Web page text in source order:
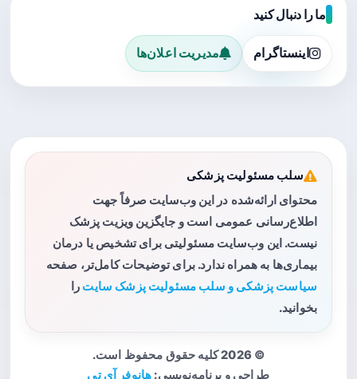
ما را دنبال کنید
اینستاگرام مدیریت اعلان‌ها
سلب مسئولیت پزشکی
محتوای ارائه‌شده در این وب‌سایت صرفاً جهت
اطلاع‌رسانی عمومی است و جایگزین ویزیت پزشک
نیست. این وب‌سایت مسئولیتی برای تشخیص یا درمان
بیماری‌ها به همراه ندارد. برای توضیحات کامل‌تر، صفحه
سیاست پزشکی و سلب مسئولیت پزشک سایت را
بخوانید.
© 2026 کلیه حقوق محفوظ است.
طراحی و برنامه‌نویسی: هانوفر آی تی